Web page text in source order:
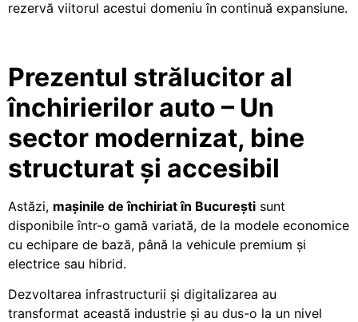
rezervă viitorul acestui domeniu în continuă expansiune.
Prezentul strălucitor al
închirierilor auto – Un
sector modernizat, bine
structurat și accesibil
Astăzi, mașinile de închiriat în București sunt
disponibile într-o gamă variată, de la modele economice
cu echipare de bază, până la vehicule premium și
electrice sau hibrid.
Dezvoltarea infrastructurii și digitalizarea au
transformat această industrie și au dus-o la un nivel